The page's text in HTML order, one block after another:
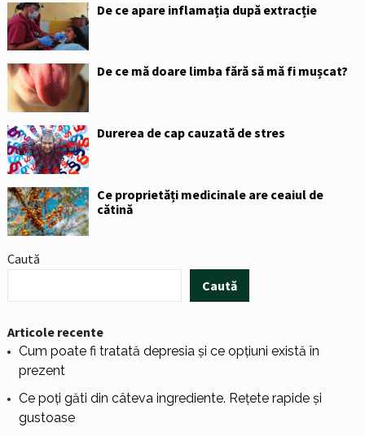
De ce apare inflamația după extracție
De ce mă doare limba fără să mă fi mușcat?
Durerea de cap cauzată de stres
Ce proprietăți medicinale are ceaiul de
cătină
Caută
Caută
Articole recente
Cum poate fi tratată depresia și ce opțiuni există în
prezent
Ce poți găti din câteva ingrediente. Rețete rapide și
gustoase